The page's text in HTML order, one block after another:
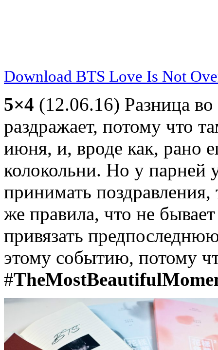
Download BTS Love Is Not
5×4 (12.06.16) Разница
раздражает, потому что
июня, и, вроде как, рано
колокольни. Но у парней
принимать поздравления,
же правила, что не
привязать
этому событию, потому
#